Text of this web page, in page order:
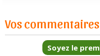
Vos commentaires
Soyez le